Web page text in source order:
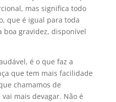
mas significa todo
que é igual para toda
boa gravidez, disponível
é o que faz a
que tem mais facilidade
chamamos de
mais devagar. Não é